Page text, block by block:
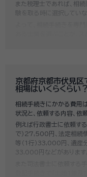
また税理士であれば、相
験を取る時に選択してい
よって、相続手続きを専
ある士業を選ぶことが、
京都府京都市伏見区
相場はいくらくらい？
相続手続きにかかる費用
状況と、依頼する内容、依
例えば行政書士に依頼す
で）27,500円、法定相続
等（1行）33,000円、遺
33,000円などがあります。
登記手続きで「土地1筆